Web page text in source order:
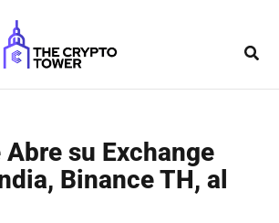
su Exchange
Binance TH, al